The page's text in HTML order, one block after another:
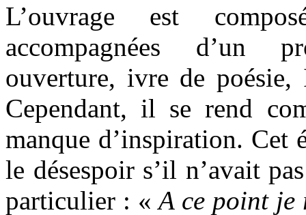
L’ouvrage est
accompagnées d’un
ouverture, ivre de poésie,
Cependant, il se rend
manque d’inspiration. Cet
le désespoir s’il n’avait
particulier : «A ce point je